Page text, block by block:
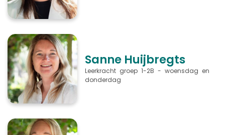
Sanne Huijbregts
Leerkracht groep 1-2B - woensdag en
donderdag